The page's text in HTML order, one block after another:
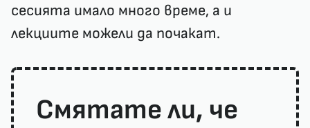
сесията имало много време, а и
лекциите можели да почакат.
Смятате ли, че